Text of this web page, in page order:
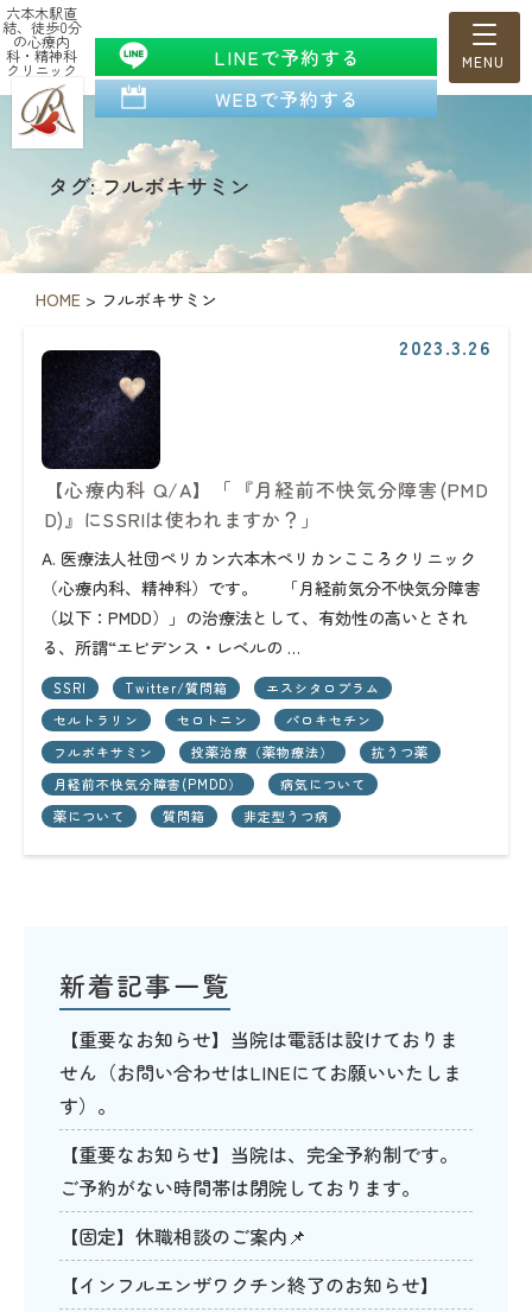
六本木駅直
結、徒歩0分
の心療内
科・精神科
クリニック
LINEで予約する
WEBで予約する
タグ: フルボキサミン
HOME > フルボキサミン
2023.3.26
【心療内科 Q/A】「『月経前不快気分障害(PMD
D)』にSSRIは使われますか？」
A. 医療法人社団ペリカン六本木ペリカンこころクリニック
（心療内科、精神科）です。 「月経前気分不快気分障害
（以下：PMDD）」の治療法として、有効性の高いとされ
る、所謂“エビデンス・レベルの …
SSRI Twitter/質問箱
エスシタロプラム
セルトラリン
セロトニン
パロキセチン
フルボキサミン
投薬治療（薬物療法）
抗うつ薬
月経前不快気分障害(PMDD）
病気について
薬について
質問箱 非定型うつ病
新着記事一覧
【重要なお知らせ】当院は電話は設けておりま
せん（お問い合わせはLINEにてお願いいたしま
す）。
【重要なお知らせ】当院は、完全予約制です。
ご予約がない時間帯は閉院しております。
【固定】休職相談のご案内📌
【インフルエンザワクチン終了のお知らせ】